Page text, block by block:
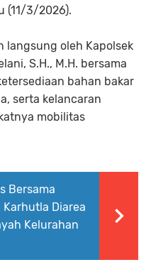
(11/3/2026).
langsung oleh Kapolsek
S.H., M.H. bersama
bahan bakar
serta kelancaran
mobilitas
Bersama
Diarea
Kelurahan